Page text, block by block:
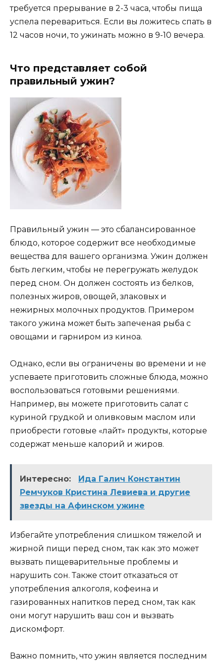
требуется прерывание в 2-3 часа, чтобы пища
успела перевариться. Если вы ложитесь спать в
12 часов ночи, то ужинать можно в 9-10 вечера.
Что представляет собой
правильный ужин?
Правильный ужин — это сбалансированное
блюдо, которое содержит все необходимые
вещества для вашего организма. Ужин должен
быть легким, чтобы не перегружать желудок
перед сном. Он должен состоять из белков,
полезных жиров, овощей, злаковых и
нежирных молочных продуктов. Примером
такого ужина может быть запеченая рыба с
овощами и гарниром из киноа.
Однако, если вы ограничены во времени и не
успеваете приготовить сложные блюда, можно
воспользоваться готовыми решениями.
Например, вы можете приготовить салат с
куриной грудкой и оливковым маслом или
приобрести готовые «лайт» продукты, которые
содержат меньше калорий и жиров.
Интересно:
Ида Галич Константин
Ремчуков Кристина Левиева и другие
звезды на Афинском ужине
Избегайте употребления слишком тяжелой и
жирной пищи перед сном, так как это может
вызвать пищеварительные проблемы и
нарушить сон. Также стоит отказаться от
употребления алкоголя, кофеина и
газированных напитков перед сном, так как
они могут нарушить ваш сон и вызвать
дискомфорт.
Важно помнить, что ужин является последним